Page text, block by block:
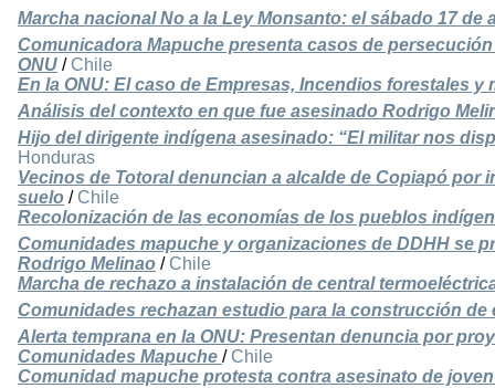
Marcha nacional No a la Ley Monsanto: el sábado 17 de
Comunicadora Mapuche presenta casos de
ONU / Chile
En la ONU: El caso de Empresas, Incendios forestales y
Análisis del contexto en que fue asesinado Rodrigo
Hijo del dirigente indígena asesinado: “El militar nos
Honduras
Vecinos de Totoral denuncian a alcalde de Copiapó por
suelo / Chile
Recolonización de las economías de los pueblos
Comunidades mapuche y organizaciones de DDHH se
Rodrigo Melinao / Chile
Marcha de rechazo a instalación de central
Comunidades rechazan estudio para la construcción de
Alerta temprana en la ONU: Presentan denuncia por
Comunidades Mapuche / Chile
Comunidad mapuche protesta contra asesinato de